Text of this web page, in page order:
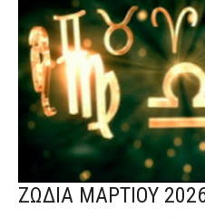
ΖΩΔΙΑ ΜΑΡΤΙΟΥ